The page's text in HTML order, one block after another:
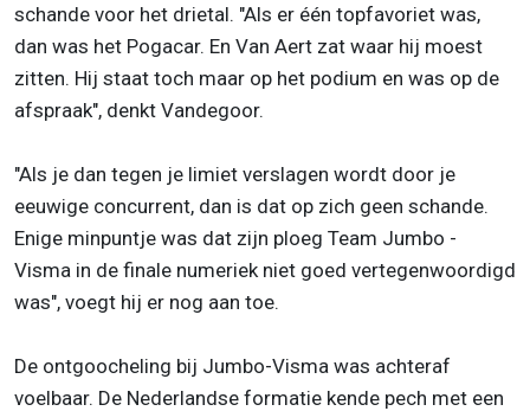
schande voor het drietal. "Als er één topfavoriet was,
dan was het Pogacar. En Van Aert zat waar hij moest
zitten. Hij staat toch maar op het podium en was op de
afspraak", denkt Vandegoor.
"Als je dan tegen je limiet verslagen wordt door je
eeuwige concurrent, dan is dat op zich geen schande.
Enige minpuntje was dat zijn ploeg Team Jumbo -
Visma in de finale numeriek niet goed vertegenwoordigd
was", voegt hij er nog aan toe.
De ontgoocheling bij Jumbo-Visma was achteraf
voelbaar. De Nederlandse formatie kende pech met een